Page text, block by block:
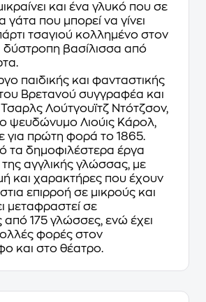
και ένα γλυκό που σε
γάτα που μπορεί να γίνει
τσαγιού κολλημένο στον
δύστροπη βασίλισσα από
παιδικής και φανταστικής
Βρετανού συγγραφέα και
Λούτγουϊτζ Ντότζσον,
ψευδώνυμο Λιούις Κάρολ,
για πρώτη φορά το 1865.
τα δημοφιλέστερα έργα
αγγλικής γλώσσας, με
και χαρακτήρες που έχουν
επιρροή σε μικρούς και
μεταφραστεί σε
από 175 γλώσσες, ενώ έχει
φορές στον
και στο θέατρο.